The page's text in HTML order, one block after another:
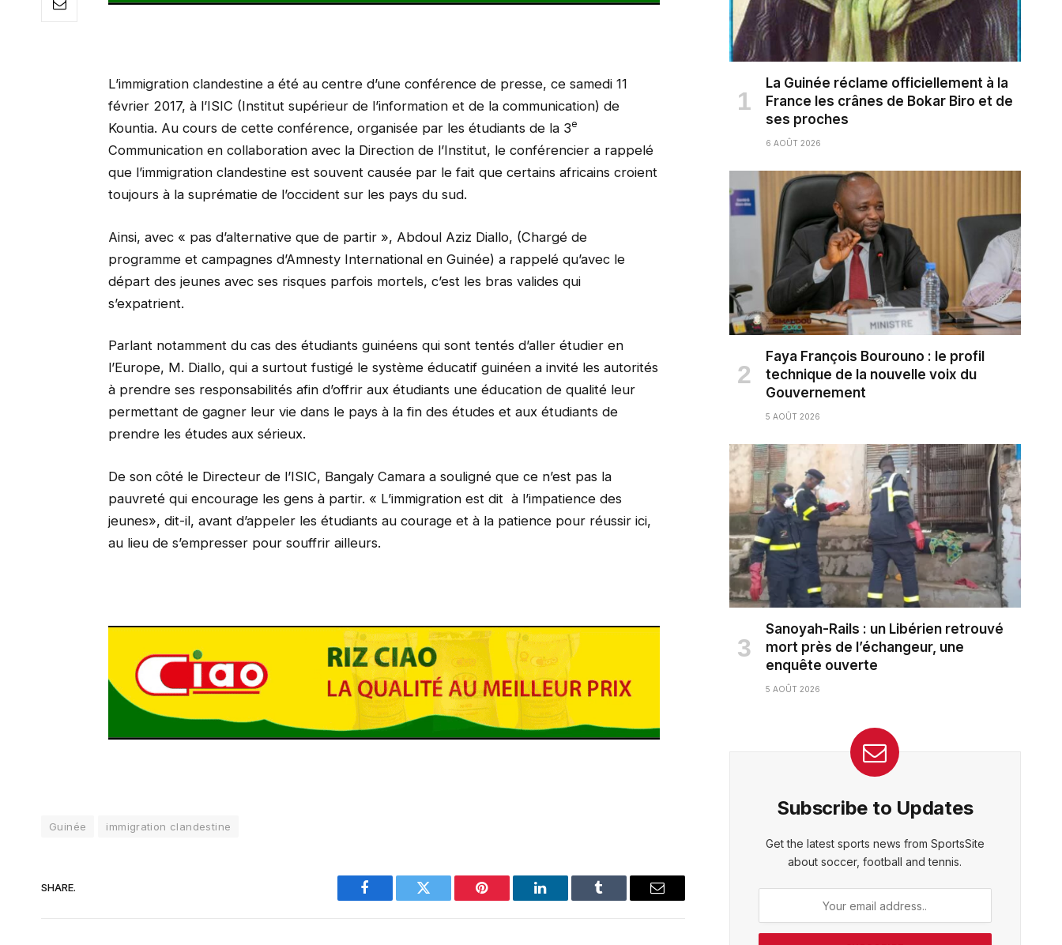
L’immigration clandestine a été au centre d’une conférence de presse, ce samedi 11
février 2017, à l’ISIC (Institut supérieur de l’information et de la communication) de
Kountia. Au cours de cette conférence, organisée par les étudiants de la 3e
Communication en collaboration avec la Direction de l’Institut, le conférencier a rappelé
que l’immigration clandestine est souvent causée par le fait que certains africains croient
toujours à la suprématie de l’occident sur les pays du sud.
Ainsi, avec « pas d’alternative que de partir », Abdoul Aziz Diallo, (Chargé de
programme et campagnes d’Amnesty International en Guinée) a rappelé qu’avec le
départ des jeunes avec ses risques parfois mortels, c’est les bras valides qui
s’expatrient.
Parlant notamment du cas des étudiants guinéens qui sont tentés d’aller étudier en
l’Europe, M. Diallo, qui a surtout fustigé le système éducatif guinéen a invité les autorités
à prendre ses responsabilités afin d’offrir aux étudiants une éducation de qualité leur
permettant de gagner leur vie dans le pays à la fin des études et aux étudiants de
prendre les études aux sérieux.
De son côté le Directeur de l’ISIC, Bangaly Camara a souligné que ce n’est pas la
pauvreté qui encourage les gens à partir. « L’immigration est dit à l’impatience des
jeunes», dit-il, avant d’appeler les étudiants au courage et à la patience pour réussir ici,
au lieu de s’empresser pour souffrir ailleurs.
Guinée immigration clandestine
SHARE.
Facebook Twitter Pinterest LinkedIn Tumblr Email
La Guinée réclame officiellement à la
France les crânes de Bokar Biro et de
ses proches
6 AOÛT 2026
Faya François Bourouno : le profil
technique de la nouvelle voix du
Gouvernement
5 AOÛT 2026
Sanoyah-Rails : un Libérien retrouvé
mort près de l’échangeur, une
enquête ouverte
5 AOÛT 2026
Subscribe to Updates
Get the latest sports news from SportsSite
about soccer, football and tennis.